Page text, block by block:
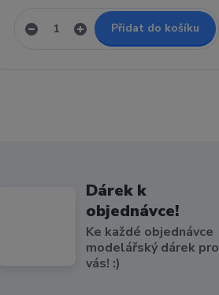
Přidat do košíku
Dárek k
objednávce!
Ke každé objednávce
modelářský dárek pro
vás! :)